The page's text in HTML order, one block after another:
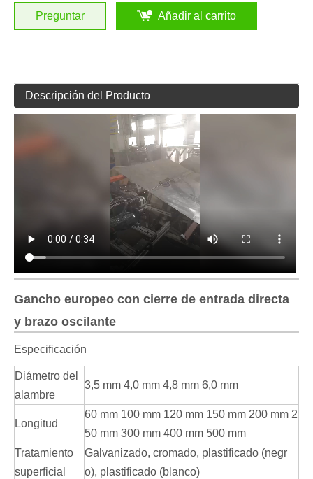
Preguntar Añadir al carrito
Descripción del Producto
Gancho europeo con cierre de entrada directa
y brazo oscilante
Especificación
Diámetro del
alambre
3,5 mm 4,0 mm 4,8 mm 6,0 mm
Longitud
60 mm 100 mm 120 mm 150 mm 200 mm 2
50 mm 300 mm 400 mm 500 mm
Tratamiento
superficial
Galvanizado, cromado, plastificado (negr
o), plastificado (blanco)